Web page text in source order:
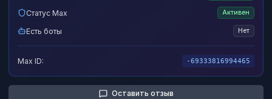
Статус Max Активен
Есть боты Нет
Max ID: -69333816994465
Оставить отзыв